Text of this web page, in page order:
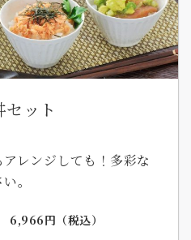
ット
レンジしても！多彩な
。
6,966円（税込）